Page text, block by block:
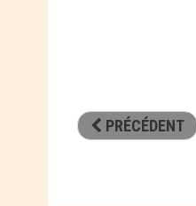
PRÉCÉDENT